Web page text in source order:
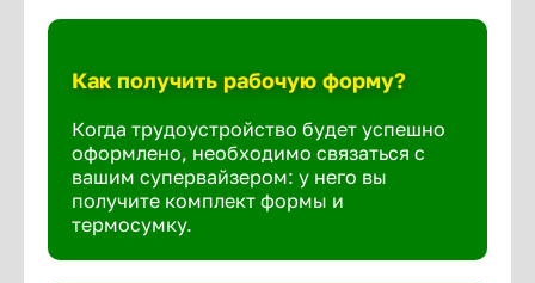
Как получить рабочую форму?
Когда трудоустройство будет успешно
оформлено, необходимо связаться с
вашим супервайзером: у него вы
получите комплект формы и
термосумку.